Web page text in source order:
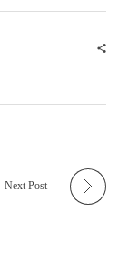
Next Post